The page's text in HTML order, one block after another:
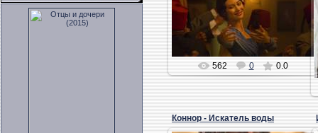
Лекс
562 0 0.0
Коннор - Искатель воды